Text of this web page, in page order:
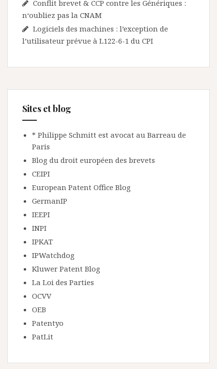
Conflit brevet & CCP contre les Génériques :
n‘oubliez pas la CNAM
Logiciels des machines : l’exception de
l’utilisateur prévue à L122-6-1 du CPI
Sites et blog
* Philippe Schmitt est avocat au Barreau de
Paris
Blog du droit européen des brevets
CEIPI
European Patent Office Blog
GermanIP
IEEPI
INPI
IPKAT
IPWatchdog
Kluwer Patent Blog
La Loi des Parties
OCVV
OEB
Patentyo
PatLit